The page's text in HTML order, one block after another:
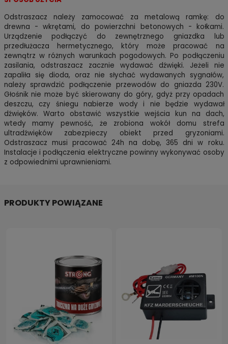
Odstraszacz należy zamocować za metalową ramkę: do
drewna - wkrętami, do powierzchni betonowych - kołkami.
Urządzenie podłączyć do zewnętrznego gniazdka lub
przedłużacza hermetycznego, który może pracować na
zewnątrz w różnych warunkach pogodowych. Po podłączeniu
zasilania, odstraszacz zacznie wydawać dźwięki. Jeżeli nie
zapaliła się dioda, oraz nie słychać wydawanych sygnałów,
należy sprawdzić podłączenie przewodów do gniazda 230V.
Głośnik nie może być skierowany do góry, gdyż przy opadach
deszczu, czy śniegu nabierze wody i nie będzie wydawał
dźwięków. Warto obstawić wszystkie wejścia kun na dach,
wtedy mamy pewność, że zrobiona wokół domu strefa
ultradźwięków zabezpieczy obiekt przed gryzoniami.
Odstraszacz musi pracować 24h na dobę, 365 dni w roku.
Instalacje i podłączenia elektryczne powinny wykonywać osoby
z odpowiednimi uprawnieniami.
PRODUKTY POWIĄZANE